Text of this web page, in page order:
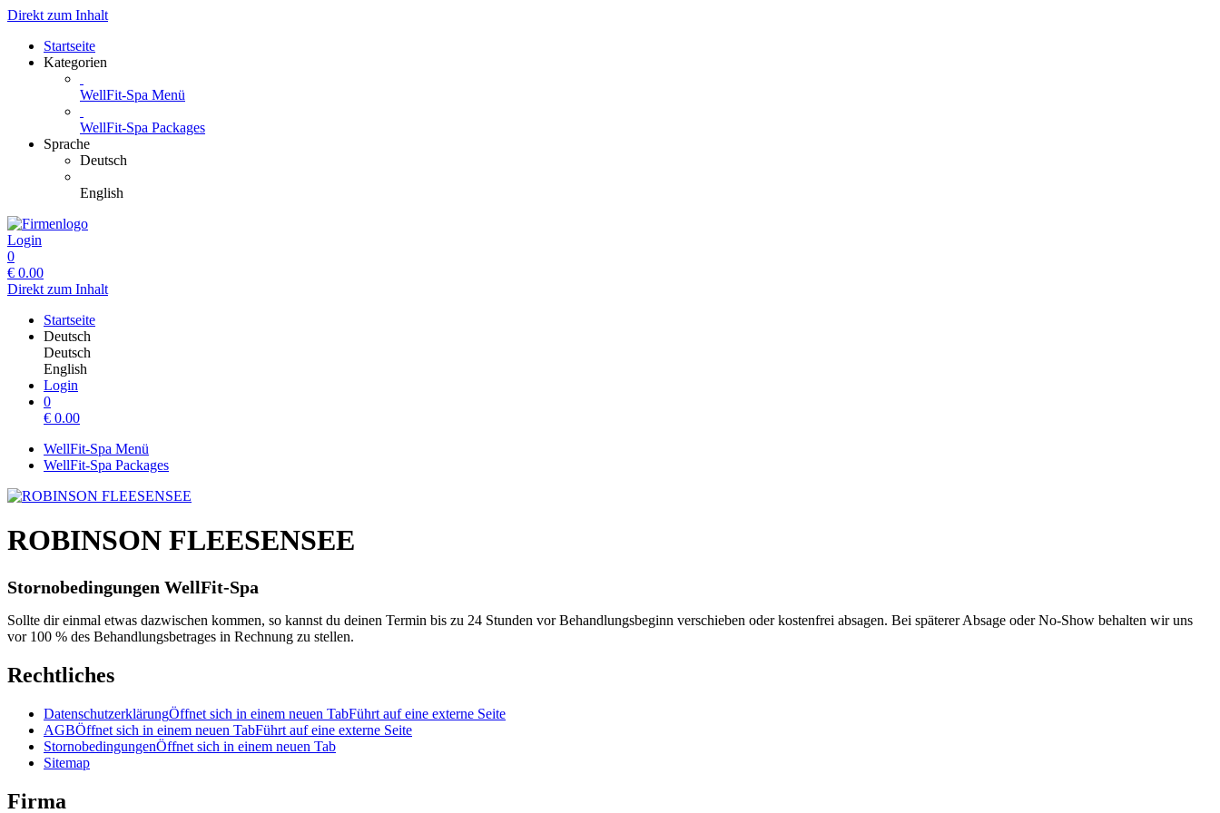
Direkt zum Inhalt
Startseite
Kategorien
WellFit-Spa Menü
WellFit-Spa Packages
Sprache
Deutsch
English
Login
0
€ 0.00
Direkt zum Inhalt
Startseite
Deutsch
Deutsch
English
Login
0
€ 0.00
WellFit-Spa Menü
WellFit-Spa Packages
ROBINSON FLEESENSEE
Stornobedingungen WellFit-Spa
Sollte dir einmal etwas dazwischen kommen, so kannst du deinen Termin bis zu 24 Stunden vor Behandlungsbeginn verschieben oder kostenfrei absagen. Bei späterer Absage oder No-Show behalten wir uns
vor 100 % des Behandlungsbetrages in Rechnung zu stellen.
Rechtliches
DatenschutzerklärungÖffnet sich in einem neuen TabFührt auf eine externe Seite
AGBÖffnet sich in einem neuen TabFührt auf eine externe Seite
StornobedingungenÖffnet sich in einem neuen Tab
Sitemap
Firma